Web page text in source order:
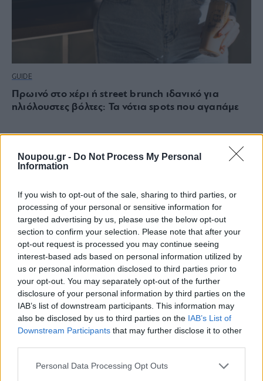
Noupou.gr - Do Not Process My Personal
Information
If you wish to opt-out of the sale, sharing to third parties, or
processing of your personal or sensitive information for
targeted advertising by us, please use the below opt-out
section to confirm your selection. Please note that after your
opt-out request is processed you may continue seeing
interest-based ads based on personal information utilized by
us or personal information disclosed to third parties prior to
your opt-out. You may separately opt-out of the further
disclosure of your personal information by third parties on the
IAB’s list of downstream participants. This information may
also be disclosed by us to third parties on the IAB’s List of
Downstream Participants that may further disclose it to other
Please note that this website/app uses one or more Google
Personal Data Processing Opt Outs
GUIDE
Πρωινό στο χέρι ή street brunch ιδανικό για
ηλιόλουστες βόλτες: Τα νότια spots που αγαπάμε
Γλυφάδα